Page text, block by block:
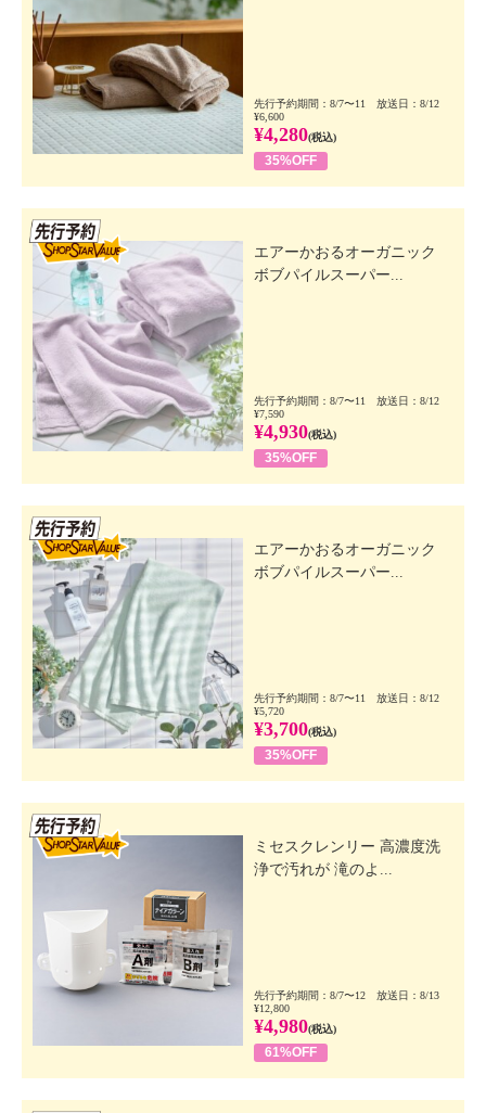
先行予約期間：8/7〜11 放送日：8/12
¥6,600
¥4,280(税込)
35%OFF
エアーかおるオーガニック
ボブパイルスーパー...
先行予約期間：8/7〜11 放送日：8/12
¥7,590
¥4,930(税込)
35%OFF
エアーかおるオーガニック
ボブパイルスーパー...
先行予約期間：8/7〜11 放送日：8/12
¥5,720
¥3,700(税込)
35%OFF
ミセスクレンリー 高濃度洗
浄で汚れが 滝のよ...
先行予約期間：8/7〜12 放送日：8/13
¥12,800
¥4,980(税込)
61%OFF